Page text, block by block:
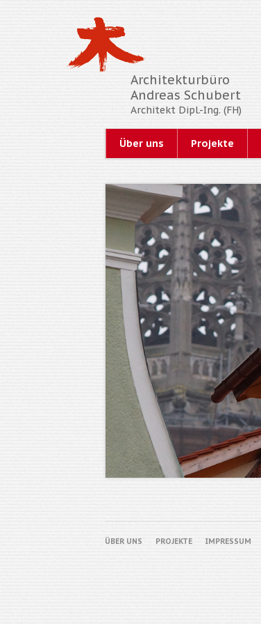
Architekturbüro
Andreas Schubert
ArchitektDipl.-Ing. (FH)
Über uns Projekte
überspringen
NAVIGATION
ÜBER UNS PROJEKTE IMPRESSUM